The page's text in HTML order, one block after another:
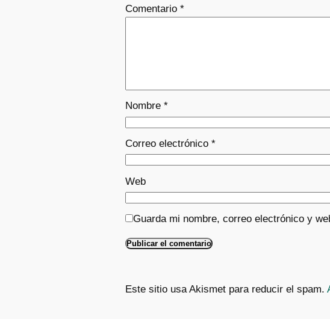
Comentario *
Nombre *
Correo electrónico *
Web
Guarda mi nombre, correo electrónico y
Este sitio usa Akismet para reducir el spam.